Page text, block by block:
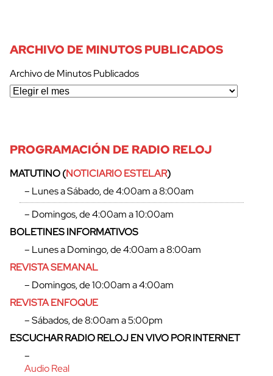
cerrar
ARCHIVO DE MINUTOS PUBLICADOS
Archivo de Minutos Publicados
PROGRAMACIÓN DE RADIO RELOJ
MATUTINO (NOTICIARIO ESTELAR)
– Lunes a Sábado, de 4:00am a 8:00am
– Domingos, de 4:00am a 10:00am
BOLETINES INFORMATIVOS
– Lunes a Domingo, de 4:00am a 8:00am
REVISTA SEMANAL
– Domingos, de 10:00am a 4:00am
REVISTA ENFOQUE
– Sábados, de 8:00am a 5:00pm
ESCUCHAR RADIO RELOJ EN VIVO POR INTERNET
–
Audio Real